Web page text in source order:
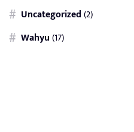
Uncategorized(2)
Wahyu(17)